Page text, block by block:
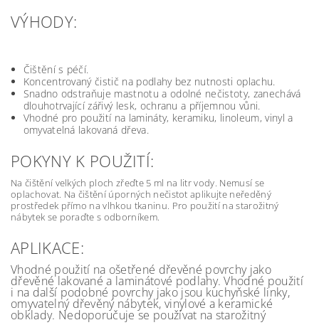
VÝHODY:
Čištění s péčí.
Koncentrovaný čistič na podlahy bez nutnosti oplachu.
Snadno odstraňuje mastnotu a odolné nečistoty, zanechává
dlouhotrvající zářivý lesk, ochranu a příjemnou vůni.
Vhodné pro použití na lamináty, keramiku, linoleum, vinyl a
omyvatelná lakovaná dřeva.
POKYNY K POUŽITÍ:
Na čištění velkých ploch zřeďte 5 ml na litr vody. Nemusí se
oplachovat. Na čištění úporných nečistot aplikujte neředěný
prostředek přímo na vlhkou tkaninu. Pro použití na starožitný
nábytek se poraďte s odborníkem.
APLIKACE:
Vhodné použití na ošetřené dřevěné povrchy jako
dřevěné lakované a laminátové podlahy. Vhodné použití
i na další podobné povrchy jako jsou kuchyňské linky,
omyvatelný dřevěný nábytek, vinylové a keramické
obklady. Nedoporučuje se používat na starožitný